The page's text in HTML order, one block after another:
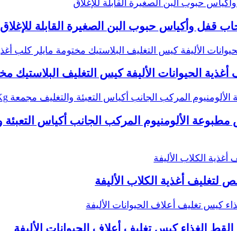
قفل وأكياس حبوب البن الصغيرة القابلة للإغلاق
أغذية الكلاب الأليفة
الغذاء كيس تغليف أعلاف الحيوانات الأليفة